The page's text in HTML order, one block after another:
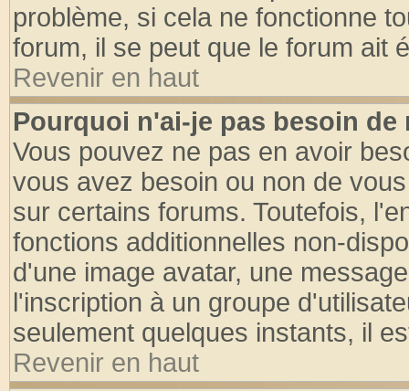
problème, si cela ne fonctionne
forum, il se peut que le forum ait
Revenir en haut
Pourquoi n'ai-je pas besoin de
Vous pouvez ne pas en avoir
vous avez besoin ou non de
sur certains forums. Toutefois,
fonctions additionnelles non-
d'une image avatar, une
l'inscription à un groupe
seulement quelques instants, il
Revenir en haut